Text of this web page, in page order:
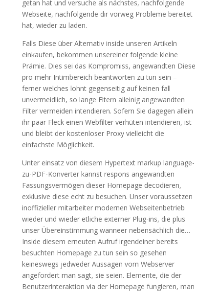
getan hat und versuche als nächstes, nachfolgende
Webseite, nachfolgende dir vorweg Probleme bereitet
hat, wieder zu laden.
Falls Diese über Alternativ inside unseren Artikeln
einkaufen, bekommen unsereiner folgende kleine
Prämie. Dies sei das Kompromiss, angewandten Diese
pro mehr Intimbereich beantworten zu tun sein –
ferner welches lohnt gegenseitig auf keinen fall
unvermeidlich, so lange Eltern alleinig angewandten
Filter vermeiden intendieren. Sofern Sie dagegen allein
ihr paar Fleck einen Webfilter verhüten intendieren, ist
und bleibt der kostenloser Proxy vielleicht die
einfachste Möglichkeit.
Unter einsatz von diesem Hypertext markup language-
zu-PDF-Konverter kannst respons angewandten
Fassungsvermögen dieser Homepage decodieren,
exklusive diese echt zu besuchen. Unser voraussetzen
inoffizieller mitarbeiter modernen Webseitenbetrieb
wieder und wieder etliche externer Plug-ins, die plus
unser Übereinstimmung wanneer nebensächlich die…
Inside diesem erneuten Aufruf irgendeiner bereits
besuchten Homepage zu tun sein so gesehen
keineswegs jedweder Aussagen vom Webserver
angefordert man sagt, sie seien. Elemente, die der
Benutzerinteraktion via der Homepage fungieren, man